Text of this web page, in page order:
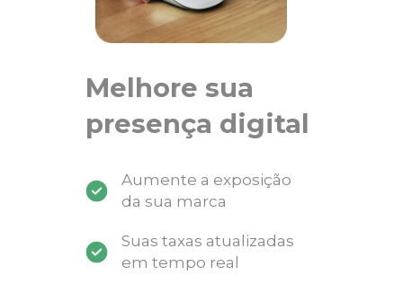
Melhore sua
presença digital
Aumente a exposição
da sua marca
Suas taxas atualizadas
em tempo real